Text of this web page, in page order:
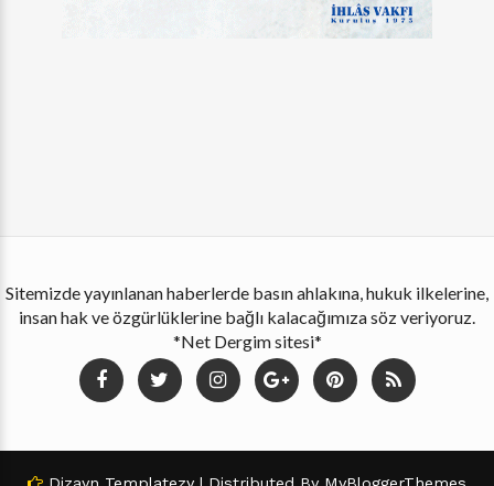
Sitemizde yayınlanan haberlerde basın ahlakına, hukuk ilkelerine,
insan hak ve özgürlüklerine bağlı kalacağımıza söz veriyoruz.
*Net Dergim sitesi*